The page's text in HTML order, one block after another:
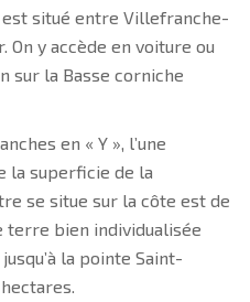
situé entre Villefranche-
y accède en voiture ou
sur la Basse corniche
en « Y », l’une
la superficie de la
se situe sur la côte est de
terre bien individualisée
la pointe Saint-